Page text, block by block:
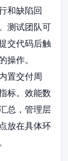
和缺陷回
测试团队可
交代码后触
操作。
置交付周
标。效能数
总，管理层
放在具体环